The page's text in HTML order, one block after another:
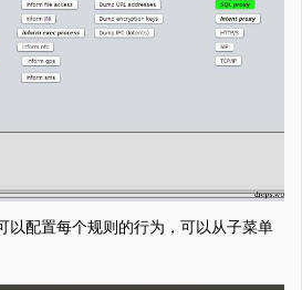
以配置每个规则的行为，可以从子菜单